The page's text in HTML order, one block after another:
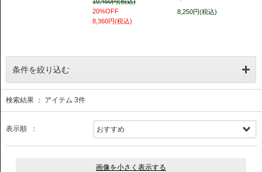
20%OFF
8,360円(税込)
8,250円(税込)
条件を絞り込む
検索結果 ： アイテム 3件
表示順 ：